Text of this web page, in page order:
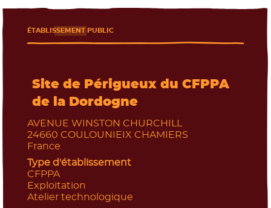
Site de Périgueux du CFPPA
de la Dordogne
ÉTABLISSEMENT PUBLIC
AVENUE WINSTON CHURCHILL
24660 COULOUNIEIX CHAMIERS
France
Type d'établissement
CFPPA
Exploitation
Atelier technologique